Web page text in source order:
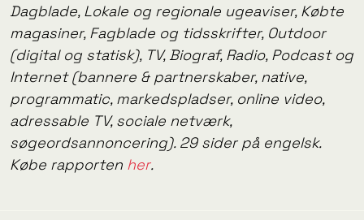
Dagblade, Lokale og regionale ugeaviser, Købte
magasiner, Fagblade og tidsskrifter, Outdoor
(digital og statisk), TV, Biograf, Radio, Podcast og
Internet (bannere & partnerskaber, native,
programmatic, markedspladser, online video,
adressable TV, sociale netværk,
søgeordsannoncering). 29 sider på engelsk.
Købe rapporten her.